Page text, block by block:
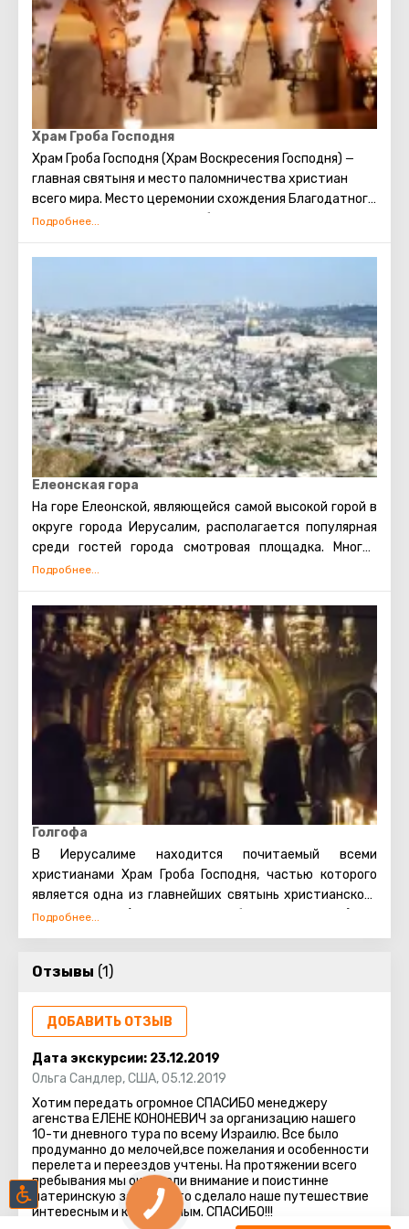
только в скромной одежде, прикрывающей колени и
плечи.
Храм Гроба Господня
Храм Гроба Господня (Храм Воскресения Господня) —
главная святыня и место паломничества христиан
всего мира. Место церемонии схождения Благодатного
огня. Место распятия, погребения и воскрешения
Елеонская гора
На горе Елеонской, являющейся самой высокой горой в
округе города Иерусалим, располагается популярная
среди гостей города смотровая площадка. Многие
экскурсии по Иерусалиму начинаются с посещения
С высоты почти 800-ста метров взору открывается
великолепный вид на Иерусалим и его
достопримечательности, а также гору Сион.
На вершине горы Елеонской находится русский
женский монастырь, на територии которого стоит
известная колокольня – её видно практически из
любой точки Иерусалима (высота сооружения —
шестьдесят четыре метра).
На смотровой площадке можно фотографироваться
(снимки получаются просто восхитительными), а
также более детально изучать город с помощью
бинокля. Посещение смотровой площадки на
Масличной горе доставит массу удовольствия и
оставит незабываемые эмоции.
Голгофа
В Иерусалиме находится почитаемый всеми
христианами Храм Гроба Господня, частью которого
является одна из главнейших святынь христианского
мира – Голгофа (гора, на которой был распят Иисус).
Справа от центрального входа в Храм находятся
святое место окружено свечами и лампадами. Под
Голгофе, есть углубление, отмеченное серебряным
кругом. Опустив в него руку, можно прикоснуться к
месту, где стоял крест, на котором был распят Иисус.
Верующие из разных стран приезжают в Иерусалим,
чтобы посетить важнейшую достопримечательность
– Храм Гроба Господня и дотронуться до Голгофы.
Отзывы (1)
ДОБАВИТЬ ОТЗЫВ
Дата экскурсии: 23.12.2019
Ольга Сандлер,США,05.12.2019
Хотим передать огромное СПАСИБО менеджеру
агенства ЕЛЕНЕ КОНОНЕВИЧ за организацию нашего
10-ти дневного тура по всему Израилю. Все было
продуманно до мелочей,все пожелания и особенности
перелета и переездов учтены. На протяжении всего
пребывания мы ощущали внимание и поистинне
материнскую заботу, что сделало наше путешествие
интересным и комфортным. СПАСИБО!!!